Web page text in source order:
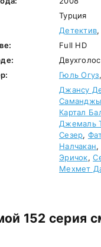
Турция
Детектив,
Full HD
Гюль Огуз,
Джансу
Картал
Джемаль
Сезер,
Налчакан,
Эричок,
Мехмет
152 серия